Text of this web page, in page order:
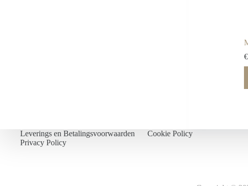
€
Leverings en Betalingsvoorwaarden
Cookie Policy
Privacy Policy